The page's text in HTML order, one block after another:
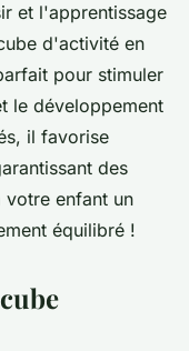
et l'apprentissage
d'activité en
pour stimuler
le développement
il favorise
des
votre enfant un
équilibré !